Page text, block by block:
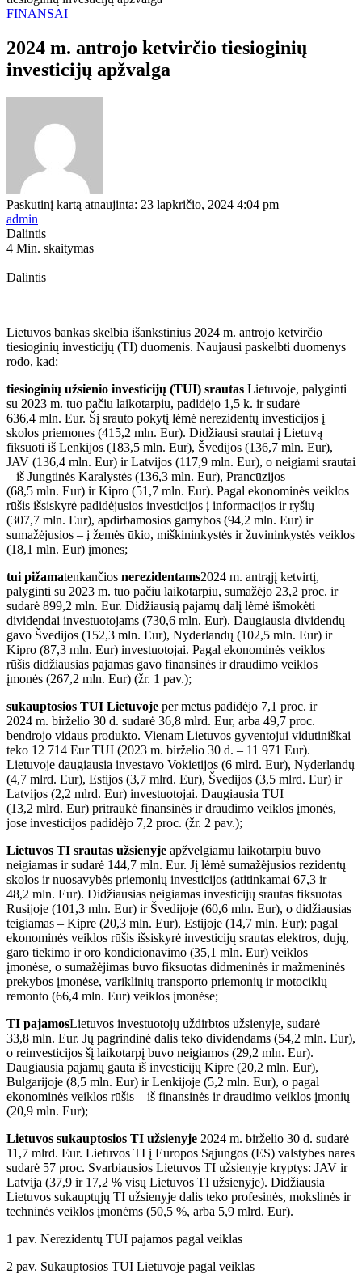
FINANSAI
2024 m. antrojo ketvirčio tiesioginių
investicijų apžvalga
Paskutinį kartą atnaujinta: 23 lapkričio, 2024 4:04 pm
admin
Dalintis
4 Min. skaitymas
Dalintis
Lietuvos bankas skelbia išankstinius 2024 m. antrojo ketvirčio
tiesioginių investicijų (TI) duomenis. Naujausi paskelbti duomenys
rodo, kad:
tiesioginių užsienio investicijų (TUI) srautas Lietuvoje, palyginti
su 2023 m. tuo pačiu laikotarpiu, padidėjo 1,5 k. ir sudarė
636,4 mln. Eur. Šį srauto pokytį lėmė nerezidentų investicijos į
skolos priemones (415,2 mln. Eur). Didžiausi srautai į Lietuvą
fiksuoti iš Lenkijos (183,5 mln. Eur), Švedijos (136,7 mln. Eur),
JAV (136,4 mln. Eur) ir Latvijos (117,9 mln. Eur), o neigiami srautai
– iš Jungtinės Karalystės (136,3 mln. Eur), Prancūzijos
(68,5 mln. Eur) ir Kipro (51,7 mln. Eur). Pagal ekonominės veiklos
rūšis išsiskyrė padidėjusios investicijos į informacijos ir ryšių
(307,7 mln. Eur), apdirbamosios gamybos (94,2 mln. Eur) ir
sumažėjusios – į žemės ūkio, miškininkystės ir žuvininkystės veiklos
(18,1 mln. Eur) įmones;
tui pižamatenkančios nerezidentams2024 m. antrąjį ketvirtį,
palyginti su 2023 m. tuo pačiu laikotarpiu, sumažėjo 23,2 proc. ir
sudarė 899,2 mln. Eur. Didžiausią pajamų dalį lėmė išmokėti
dividendai investuotojams (730,6 mln. Eur). Daugiausia dividendų
gavo Švedijos (152,3 mln. Eur), Nyderlandų (102,5 mln. Eur) ir
Kipro (87,3 mln. Eur) investuotojai. Pagal ekonominės veiklos
rūšis didžiausias pajamas gavo finansinės ir draudimo veiklos
įmonės (267,2 mln. Eur) (žr. 1 pav.);
sukauptosios TUI Lietuvoje per metus padidėjo 7,1 proc. ir
2024 m. birželio 30 d. sudarė 36,8 mlrd. Eur, arba 49,7 proc.
bendrojo vidaus produkto. Vienam Lietuvos gyventojui vidutiniškai
teko 12 714 Eur TUI (2023 m. birželio 30 d. – 11 971 Eur).
Lietuvoje daugiausia investavo Vokietijos (6 mlrd. Eur), Nyderlandų
(4,7 mlrd. Eur), Estijos (3,7 mlrd. Eur), Švedijos (3,5 mlrd. Eur) ir
Latvijos (2,2 mlrd. Eur) investuotojai. Daugiausia TUI
(13,2 mlrd. Eur) pritraukė finansinės ir draudimo veiklos įmonės,
jose investicijos padidėjo 7,2 proc. (žr. 2 pav.);
Lietuvos TI srautas užsienyje apžvelgiamu laikotarpiu buvo
neigiamas ir sudarė 144,7 mln. Eur. Jį lėmė sumažėjusios rezidentų
skolos ir nuosavybės priemonių investicijos (atitinkamai 67,3 ir
48,2 mln. Eur). Didžiausias neigiamas investicijų srautas fiksuotas
Rusijoje (101,3 mln. Eur) ir Švedijoje (60,6 mln. Eur), o didžiausias
teigiamas – Kipre (20,3 mln. Eur), Estijoje (14,7 mln. Eur); pagal
ekonominės veiklos rūšis išsiskyrė investicijų srautas elektros, dujų,
garo tiekimo ir oro kondicionavimo (35,1 mln. Eur) veiklos
įmonėse, o sumažėjimas buvo fiksuotas didmeninės ir mažmeninės
prekybos įmonėse, variklinių transporto priemonių ir motociklų
remonto (66,4 mln. Eur) veiklos įmonėse;
TI pajamosLietuvos investuotojų uždirbtos užsienyje, sudarė
33,8 mln. Eur. Jų pagrindinė dalis teko dividendams (54,2 mln. Eur),
o reinvesticijos šį laikotarpį buvo neigiamos (29,2 mln. Eur).
Daugiausia pajamų gauta iš investicijų Kipre (20,2 mln. Eur),
Bulgarijoje (8,5 mln. Eur) ir Lenkijoje (5,2 mln. Eur), o pagal
ekonominės veiklos rūšis – iš finansinės ir draudimo veiklos įmonių
(20,9 mln. Eur);
Lietuvos sukauptosios TI užsienyje 2024 m. birželio 30 d. sudarė
11,7 mlrd. Eur. Lietuvos TI į Europos Sąjungos (ES) valstybes nares
sudarė 57 proc. Svarbiausios Lietuvos TI užsienyje kryptys: JAV ir
Latvija (37,9 ir 17,2 % visų Lietuvos TI užsienyje). Didžiausia
Lietuvos sukauptųjų TI užsienyje dalis teko profesinės, mokslinės ir
techninės veiklos įmonėms (50,5 %, arba 5,9 mlrd. Eur).
1 pav. Nerezidentų TUI pajamos pagal veiklas
2 pav. Sukauptosios TUI Lietuvoje pagal veiklas